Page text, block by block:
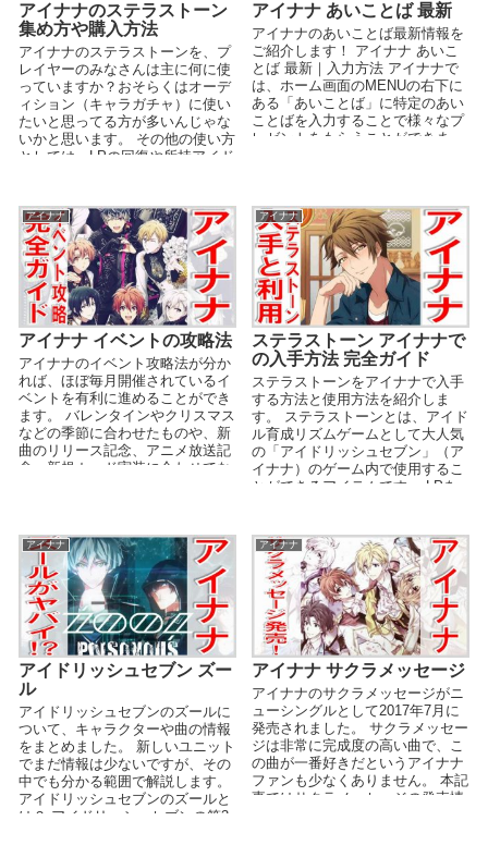
アイナナのステラストーン
集め方や購入方法
アイナナのステラストーンを、プ
レイヤーのみなさんは主に何に使
っていますか？おそらくはオーデ
ィション（キャラガチャ）に使い
たいと思ってる方が多いんじゃな
いかと思います。 その他の使い方
としては、LPの回復や所持アイド
アイナナ あいことば 最新
アイナナのあいことば最新情報を
ご紹介します！ アイナナ あいこ
とば 最新｜入力方法 アイナナで
は、ホーム画面のMENUの右下に
ある「あいことば」に特定のあい
ことばを入力することで様々なプ
レゼントをもらうことができま
アイナナ
アイナナ イベントの攻略法
アイナナのイベント攻略法が分か
れば、ほぼ毎月開催されているイ
ベントを有利に進めることができ
ます。 バレンタインやクリスマス
などの季節に合わせたものや、新
曲のリリース記念、アニメ放送記
念、新規カード実装に合わせてな
アイナナ
ステラストーン アイナナで
の入手方法 完全ガイド
ステラストーンをアイナナで入手
する方法と使用方法を紹介しま
す。 ステラストーンとは、アイド
ル育成リズムゲームとして大人気
の「アイドリッシュセブン」（ア
イナナ）のゲーム内で使用するこ
とができるアイテムです。 LPを
アイナナ
アイドリッシュセブン ズー
ル
アイドリッシュセブンのズールに
ついて、キャラクターや曲の情報
をまとめました。 新しいユニット
でまだ情報は少ないですが、その
中でも分かる範囲で解説します。
アイドリッシュセブンのズールと
は？ アイドリッシュセブンの第3
アイナナ
アイナナ サクラメッセージ
アイナナのサクラメッセージがニ
ューシングルとして2017年7月に
発売されました。 サクラメッセー
ジは非常に完成度の高い曲で、こ
の曲が一番好きだというアイナナ
ファンも少なくありません。 本記
事ではサクラメッセージの発売情